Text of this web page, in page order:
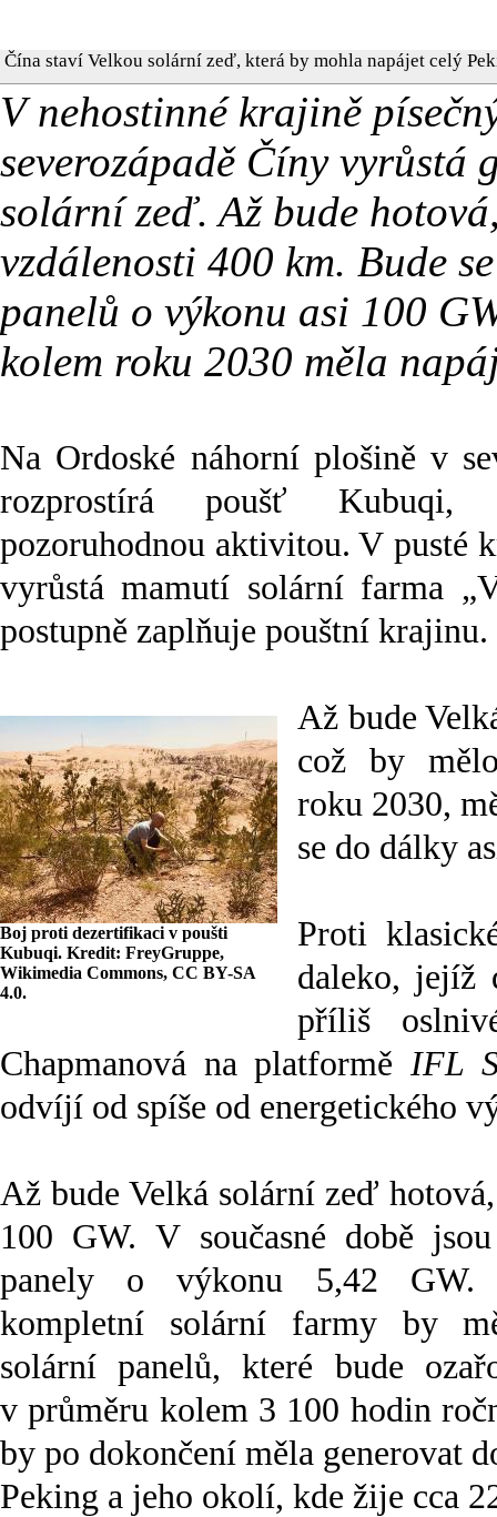
Čína staví Velkou solární zeď, která by mohla napájet celý
V nehostinné krajině
severozápadě Číny
solární zeď. Až bude
vzdálenosti 400 km. Bude
panelů o výkonu asi 100
kolem roku 2030 měla
Na Ordoské náhorní plošině v
rozprostírá poušť
pozoruhodnou aktivitou. V pusté
vyrůstá mamutí solární farma
postupně zaplňuje pouštní krajinu.
Boj proti dezertifikaci v poušti
Kubuqi. Kredit: FreyGruppe,
Wikimedia Commons, CC BY-SA
4.0.
Až bude
což by
roku 2030,
se do dálky
Proti
daleko, jejíž
příliš
Chapmanová na platformě IFL
odvíjí od spíše od energetického
Až bude Velká solární zeď
100 GW. V současné době
panely o výkonu 5,42 GW.
kompletní solární farmy by
solární panelů, které bude
v průměru kolem 3 100 hodin
by po dokončení měla generovat
Peking a jeho okolí, kde žije cca